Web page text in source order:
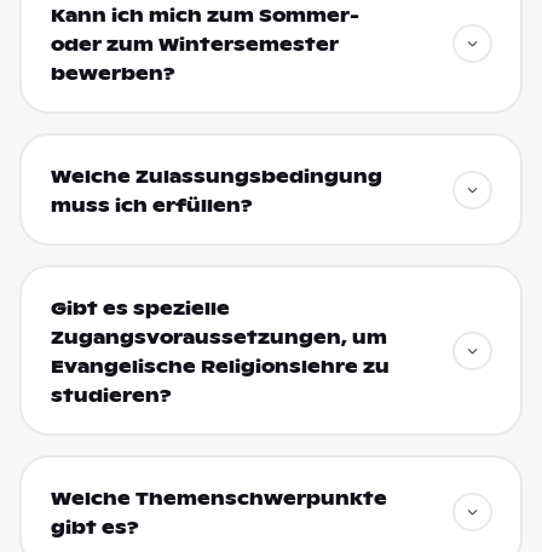
Kann ich mich zum Sommer-
oder zum Wintersemester
bewerben?
Welche Zulassungsbedingung
muss ich erfüllen?
Gibt es spezielle
Zugangsvoraussetzungen, um
Evangelische Religionslehre zu
studieren?
Welche Themenschwerpunkte
gibt es?